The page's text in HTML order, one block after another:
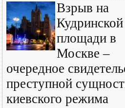
Взрыв на
Кудринской
площади в
Москве –
очередное
преступной
киевского режима